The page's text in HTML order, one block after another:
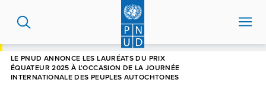
contenu
principal
LE PNUD ANNONCE LES LAURÉATS DU PRIX
ÉQUATEUR 2025 À L’OCCASION DE LA JOURNÉE
INTERNATIONALE DES PEUPLES AUTOCHTONES